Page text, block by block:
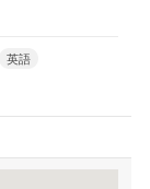
英語